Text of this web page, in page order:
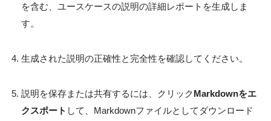
を含む、ユースケースの説明の詳細レポートを生成しま
す。
生成された説明の正確性と完全性を確認してください。
説明を保存または共有するには、クリックMarkdownをエ
クスポート して、Markdownファイルとしてダウンロード